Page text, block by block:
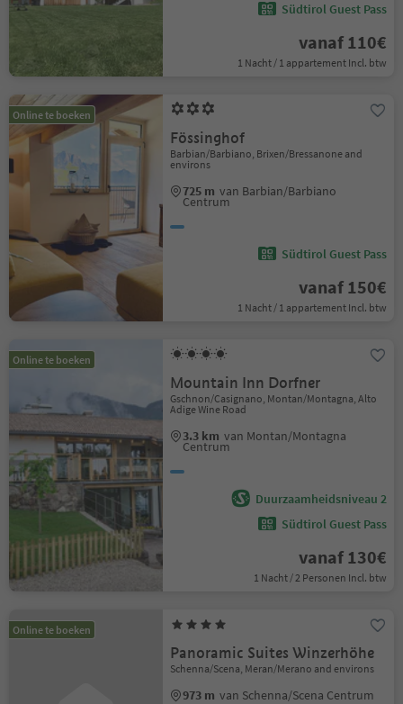
Südtirol Guest Pass
vanaf 110€
1 Nacht / 1 appartement Incl. btw
Online te boeken
Fössinghof
Barbian/Barbiano, Brixen/Bressanone and
environs
725 m van Barbian/Barbiano
Centrum
Südtirol Guest Pass
vanaf 150€
1 Nacht / 1 appartement Incl. btw
Online te boeken
Mountain Inn Dorfner
Gschnon/Casignano, Montan/Montagna, Alto
Adige Wine Road
3.3 km van Montan/Montagna
Centrum
Duurzaamheidsniveau 2
Südtirol Guest Pass
vanaf 130€
1 Nacht / 2 Personen Incl. btw
Online te boeken
Panoramic Suites Winzerhöhe
Schenna/Scena, Meran/Merano and environs
973 m van Schenna/Scena Centrum